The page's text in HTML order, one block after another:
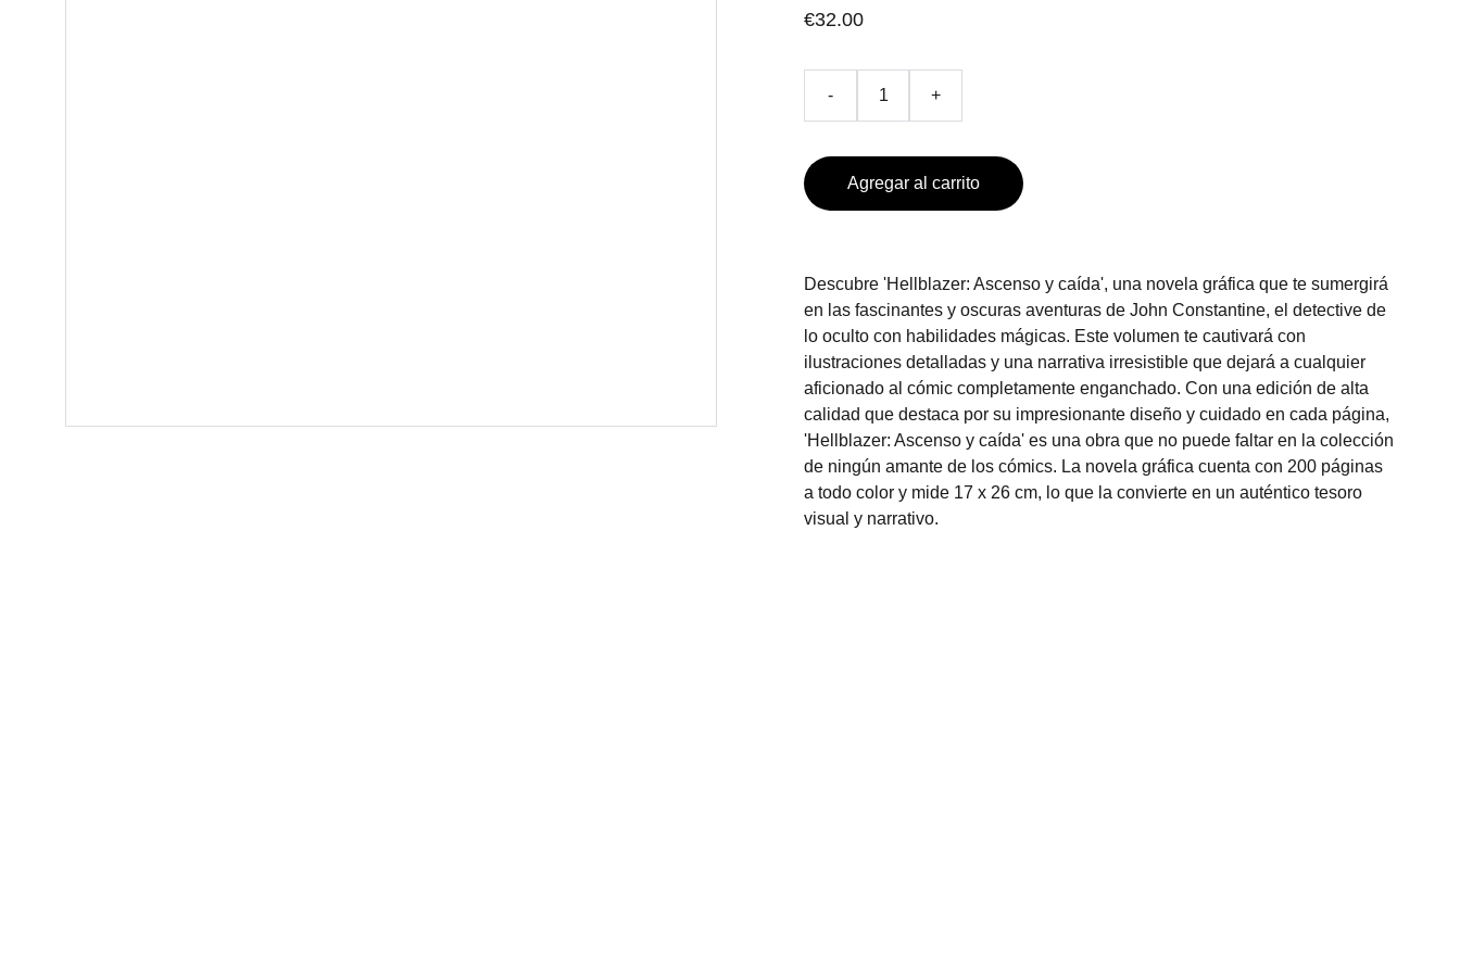
€32.00
- +
Agregar al carrito
Descubre 'Hellblazer: Ascenso y caída', una novela gráfica que te sumergirá
en las fascinantes y oscuras aventuras de John Constantine, el detective de
lo oculto con habilidades mágicas. Este volumen te cautivará con
ilustraciones detalladas y una narrativa irresistible que dejará a cualquier
aficionado al cómic completamente enganchado. Con una edición de alta
calidad que destaca por su impresionante diseño y cuidado en cada página,
'Hellblazer: Ascenso y caída' es una obra que no puede faltar en la colección
de ningún amante de los cómics. La novela gráfica cuenta con 200 páginas
a todo color y mide 17 x 26 cm, lo que la convierte en un auténtico tesoro
visual y narrativo.